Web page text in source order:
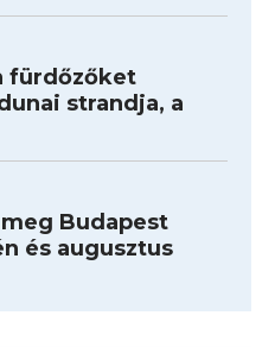
fürdőzőket
strandja, a
Budapest
és augusztus